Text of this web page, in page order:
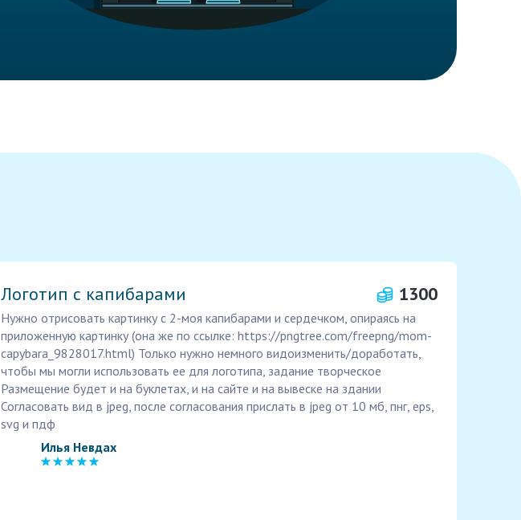
Логотип с капибарами 1300
Нужно отрисовать картинку с 2-моя капибарами и сердечком, опираясь на
приложенную картинку (она же по ссылке: https://pngtree.com/freepng/mom-
capybara_9828017.html) Только нужно немного видоизменить/доработать,
чтобы мы могли использовать ее для логотипа, задание творческое
Размещение будет и на буклетах, и на сайте и на вывеске на здании
Согласовать вид в jpeg, после согласования прислать в jpeg от 10 мб, пнг, eps,
svg и пдф
Илья Невдах